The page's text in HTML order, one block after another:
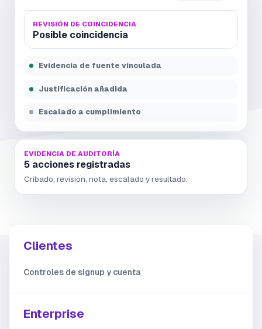
REVISIÓN DE COINCIDENCIA
Posible coincidencia
Evidencia de fuente vinculada
Justificación añadida
Escalado a cumplimiento
EVIDENCIA DE AUDITORÍA
5 acciones registradas
Cribado, revisión, nota, escalado y resultado.
Clientes
Controles de signup y cuenta
Enterprise